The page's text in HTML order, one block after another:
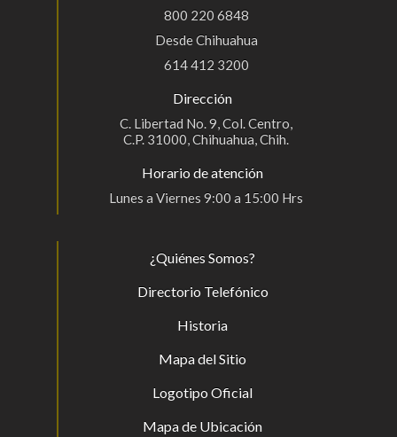
800 220 6848
Desde Chihuahua
614 412 3200
Dirección
C. Libertad No. 9, Col. Centro,
C.P. 31000, Chihuahua, Chih.
Horario de atención
Lunes a Viernes 9:00 a 15:00 Hrs
¿Quiénes Somos?
Directorio Telefónico
Historia
Mapa del Sitio
Logotipo Oficial
Mapa de Ubicación